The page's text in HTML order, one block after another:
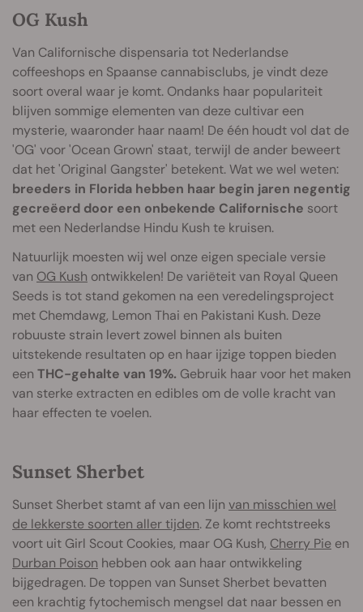
OG Kush
Van Californische dispensaria tot Nederlandse
coffeeshops en Spaanse cannabisclubs, je vindt deze
soort overal waar je komt. Ondanks haar populariteit
blijven sommige elementen van deze cultivar een
mysterie, waaronder haar naam! De één houdt vol dat de
'OG' voor 'Ocean Grown' staat, terwijl de ander beweert
dat het 'Original Gangster' betekent. Wat we wel weten:
breeders in Florida hebben haar begin jaren negentig
gecreëerd door een onbekende Californische soort
met een Nederlandse Hindu Kush te kruisen.
Natuurlijk moesten wij wel onze eigen speciale versie
van OG Kush ontwikkelen! De variëteit van Royal Queen
Seeds is tot stand gekomen na een veredelingsproject
met Chemdawg, Lemon Thai en Pakistani Kush. Deze
robuuste strain levert zowel binnen als buiten
uitstekende resultaten op en haar ijzige toppen bieden
een THC-gehalte van 19%. Gebruik haar voor het maken
van sterke extracten en edibles om de volle kracht van
haar effecten te voelen.
Sunset Sherbet
Sunset Sherbet stamt af van een lijn van misschien wel
de lekkerste soorten aller tijden. Ze komt rechtstreeks
voort uit Girl Scout Cookies, maar OG Kush, Cherry Pie en
Durban Poison hebben ook aan haar ontwikkeling
bijgedragen. De toppen van Sunset Sherbet bevatten
een krachtig fytochemisch mengsel dat naar bessen en